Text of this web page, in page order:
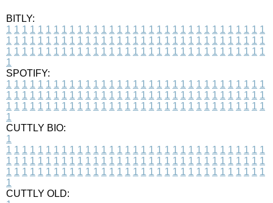
BITLY:
1 1 1 1 1 1 1 1 1 1 1 1 1 1 1 1 1 1 1 1 1 1 1 1 1 1 1 1 1 1 1 1 1
1 1 1 1 1 1 1 1 1 1 1 1 1 1 1 1 1 1 1 1 1 1 1 1 1 1 1 1 1 1 1 1 1
1 1 1 1 1 1 1 1 1 1 1 1 1 1 1 1 1 1 1 1 1 1 1 1 1 1 1 1 1 1 1 1 1
1
SPOTIFY:
1 1 1 1 1 1 1 1 1 1 1 1 1 1 1 1 1 1 1 1 1 1 1 1 1 1 1 1 1 1 1 1 1
1 1 1 1 1 1 1 1 1 1 1 1 1 1 1 1 1 1 1 1 1 1 1 1 1 1 1 1 1 1 1 1 1
1 1 1 1 1 1 1 1 1 1 1 1 1 1 1 1 1 1 1 1 1 1 1 1 1 1 1 1 1 1 1 1 1
1
CUTTLY BIO:
1
1 1 1 1 1 1 1 1 1 1 1 1 1 1 1 1 1 1 1 1 1 1 1 1 1 1 1 1 1 1 1 1 1
1 1 1 1 1 1 1 1 1 1 1 1 1 1 1 1 1 1 1 1 1 1 1 1 1 1 1 1 1 1 1 1 1
1 1 1 1 1 1 1 1 1 1 1 1 1 1 1 1 1 1 1 1 1 1 1 1 1 1 1 1 1 1 1 1 1
1
CUTTLY OLD: